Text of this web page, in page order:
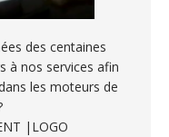
des centaines
à nos services afin
les moteurs de
|LOGO